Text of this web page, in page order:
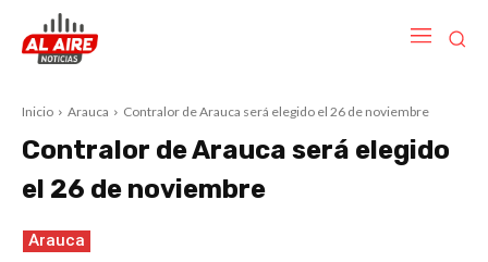
Inicio Arauca Contralor de Arauca será elegido el 26 de noviembre
Contralor de Arauca será elegido
el 26 de noviembre
Arauca